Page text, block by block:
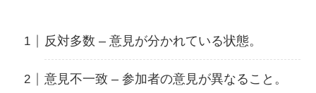
反対多数 – 意見が分かれている状態。
意見不一致 – 参加者の意見が異なること。